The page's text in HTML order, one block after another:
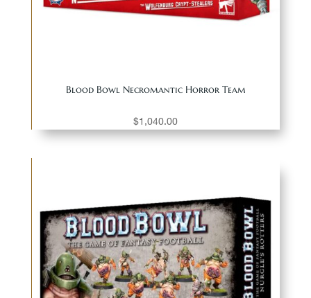
Blood Bowl Necromantic Horror Team
$1,040.00